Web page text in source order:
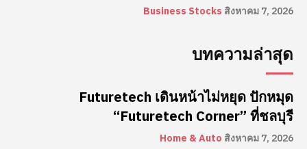
Business Stocks สิงหาคม 7, 2026
บทความล่าสุด
Futuretech เดินหน้าไม่หยุด ปักหมุด
“Futuretech Corner” ที่ชลบุรี
Home & Auto สิงหาคม 7, 2026